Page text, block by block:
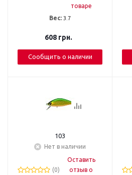
товаре
Вес: 3.7
608грн.
Сообщить о наличии
103
Нет в наличии
(0)
Оставить
отзыв о